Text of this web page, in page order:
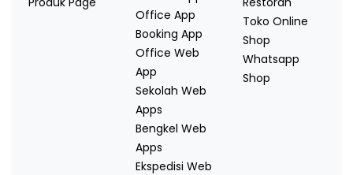
Office App
Booking App
Office Web
App
Sekolah Web
Apps
Bengkel Web
Apps
Ekspedisi Web
Toko Online
Shop
Whatsapp
Shop